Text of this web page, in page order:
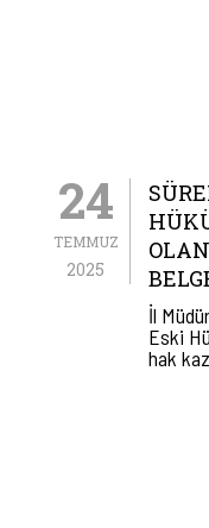
24
TEMMUZ
2025
İl
Eski
hak